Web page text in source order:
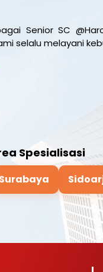
Senior SC
selalu melayani
Spesialisasi
Surabaya